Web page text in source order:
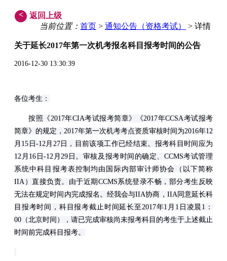
<
返回上级
当前位置： 首页 > 通知公告（资格考试） > 详情
关于延长2017年第一次机考报名科目报考时间的公告
2016-12-30 13:30:39
各位考生：
按照《2017年CIA考试报考简章》《2017年CCSA考试报考
简章》的规定，2017年第一次机考考点资质审核时间为2016年12
月15日-12月27日，目前该项工作已经结束。报考科目时间应为
12月16日-12月29日。审核及报考时间的确定、CCMS考试管理
系统中科目报考表控制均由国际内部审计师协会（以下简称
IIA）直接负责。由于近期CCMS系统登录不畅，部分考生反映
无法在规定时间内完成报名。经我会与IIA协商，IIA同意延长科
目报考时间，科目报考截止时间延长至2017年1月1日凌晨1：
00（北京时间），请已完成审核尚未报考科目的考生于上述截止
时间前完成科目报考。